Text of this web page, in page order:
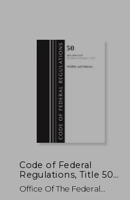
40%
dcto. $ 35.77
Code of Federal
Regulations, Title 50
Wildlife and Fisheries
600-659, Revised as
Office Of The Federal